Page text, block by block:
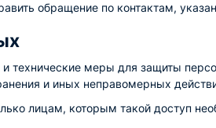
обращение по контактам,
технические меры для защиты
и иных неправомерных
лицам, которым такой доступ